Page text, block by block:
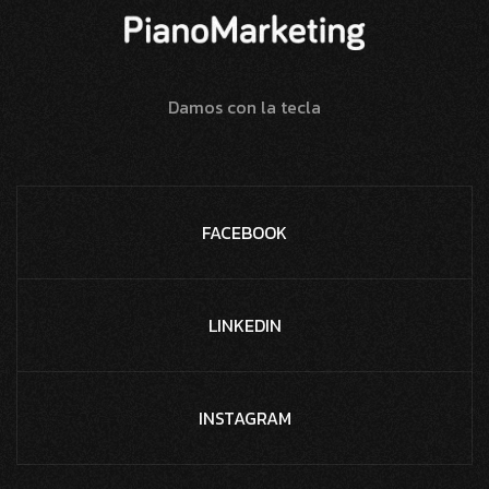
Damos con la tecla
FACEBOOK
LINKEDIN
INSTAGRAM